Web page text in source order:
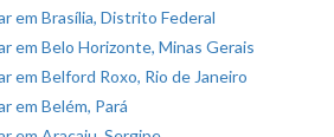
em Brasília, Distrito Federal
em Belo Horizonte, Minas Gerais
em Belford Roxo, Rio de Janeiro
em Belém, Pará